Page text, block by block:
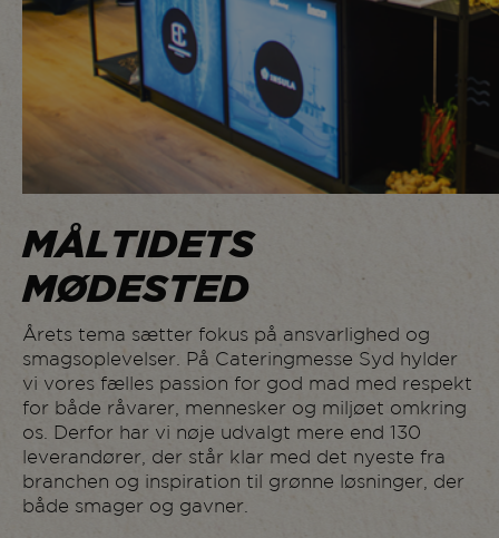
MÅLTIDETS
MØDESTED
Årets tema sætter fokus på ansvarlighed og
smagsoplevelser. På Cateringmesse Syd hylder
vi vores fælles passion for god mad med respekt
for både råvarer, mennesker og miljøet omkring
os. Derfor har vi nøje udvalgt mere end 130
leverandører, der står klar med det nyeste fra
branchen og inspiration til grønne løsninger, der
både smager og gavner.